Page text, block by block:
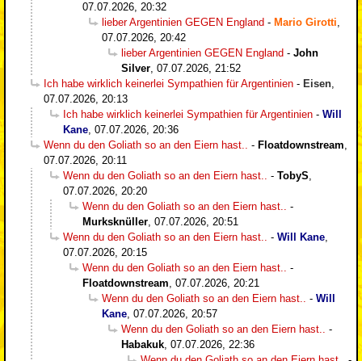
07.07.2026, 20:32
lieber Argentinien GEGEN England - Mario Girotti,
07.07.2026, 20:42
lieber Argentinien GEGEN England - John
Silver, 07.07.2026, 21:52
Ich habe wirklich keinerlei Sympathien für Argentinien - Eisen,
07.07.2026, 20:13
Ich habe wirklich keinerlei Sympathien für Argentinien - Will
Kane, 07.07.2026, 20:36
Wenn du den Goliath so an den Eiern hast.. - Floatdownstream,
07.07.2026, 20:11
Wenn du den Goliath so an den Eiern hast.. - TobyS,
07.07.2026, 20:20
Wenn du den Goliath so an den Eiern hast.. -
Murksknüller, 07.07.2026, 20:51
Wenn du den Goliath so an den Eiern hast.. - Will Kane,
07.07.2026, 20:15
Wenn du den Goliath so an den Eiern hast.. -
Floatdownstream, 07.07.2026, 20:21
Wenn du den Goliath so an den Eiern hast.. - Will
Kane, 07.07.2026, 20:57
Wenn du den Goliath so an den Eiern hast.. -
Habakuk, 07.07.2026, 22:36